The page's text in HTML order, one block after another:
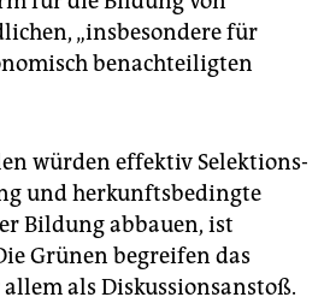
„insbesondere für
benachteiligten
würden effektiv Selektions­
und herkunftsbedingte
Bildung abbauen, ist
Grünen begreifen das
als Diskussionsanstoß.